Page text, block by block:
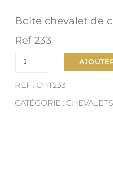
Boite chevalet de
Ref 233
quantité
de
Boite
REF : CHT233
CATÉGORIE : CHEVALETS